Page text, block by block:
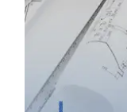
ESAIL :